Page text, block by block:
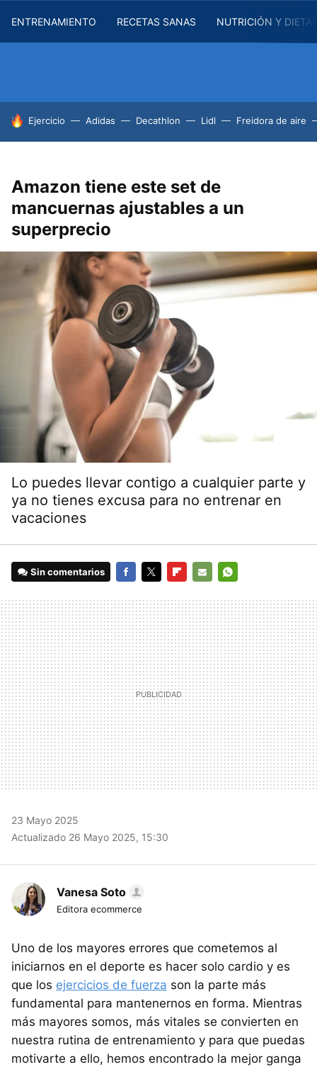
ENTRENAMIENTO RECETAS SANAS NUTRICIÓN Y
HOY SE HABLA DE
Ejercicio Adidas Decathlon Lidl Freidora de aire
Amazon tiene este set de
mancuernas ajustables a un
superprecio
Lo puedes llevar contigo a cualquier parte y
ya no tienes excusa para no entrenar en
vacaciones
Sin comentarios
MAIL
23 Mayo 2025
Actualizado 26 Mayo 2025, 15:30
Vanesa Soto
Editora ecommerce
Uno de los mayores errores que cometemos al
iniciarnos en el deporte es hacer solo cardio y es
que los ejercicios de fuerza son la parte más
fundamental para mantenernos en forma. Mientras
más mayores somos, más vitales se convierten en
nuestra rutina de entrenamiento y para que puedas
motivarte a ello, hemos encontrado la mejor ganga